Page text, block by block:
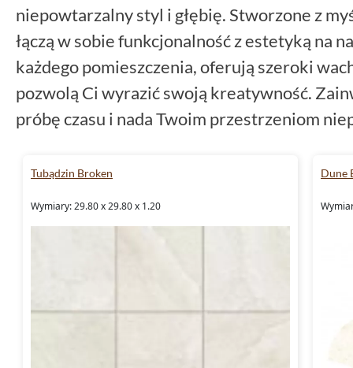
niepowtarzalny styl i głębię. Stworzone z
łączą w sobie funkcjonalność z estetyką na
każdego pomieszczenia, oferują szeroki
pozwolą Ci wyrazić swoją kreatywność.
próbę czasu i nada Twoim przestrzeniom
Tubądzin Broken
Wymiary: 29.80 x 29.80 x 1.20
Dune